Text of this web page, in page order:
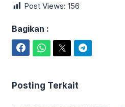
Post Views: 156
Bagikan :
Posting Terkait